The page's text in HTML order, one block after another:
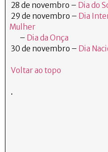
28 de novembro – Dia do
29 de novembro – Dia
Mulher
– Dia da Onça
30 de novembro – Dia
Voltar ao topo
.